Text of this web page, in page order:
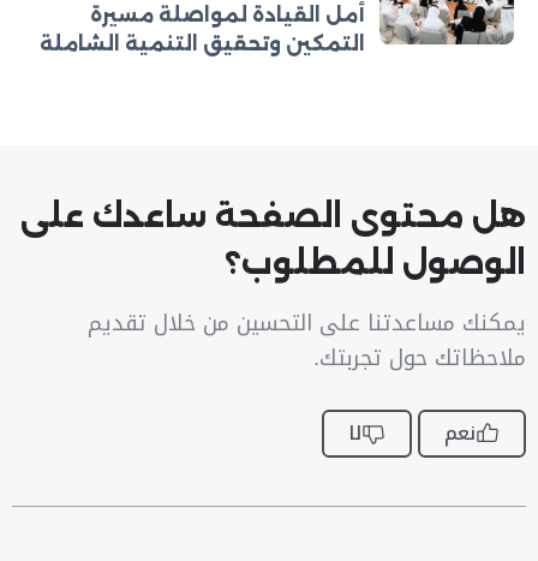
أمل القيادة لمواصلة مسيرة
التمكين وتحقيق التنمية الشاملة
هل محتوى الصفحة ساعدك على
الوصول للمطلوب؟
يمكنك مساعدتنا على التحسين من خلال تقديم
ملاحظاتك حول تجربتك.
نعم لا